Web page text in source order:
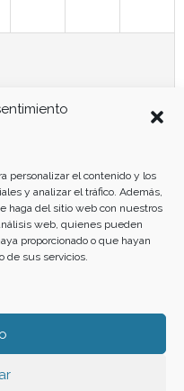
personalizar el contenido y los
y analizar el tráfico. Además,
haga del sitio web con nuestros
web, quienes pueden
proporcionado o que hayan
de sus servicios.
Funciona gracias a
Crea tu evento